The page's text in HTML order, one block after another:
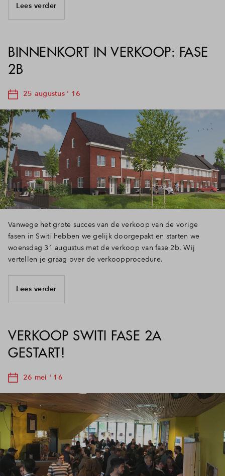
Inloggen
Lees verder
BINNENKORT IN VERKOOP: FASE
2B
25 augustus ' 16
Vanwege het grote succes van de verkoop van de vorige
fasen in Switi hebben we gelijk doorgepakt en starten we
woensdag 31 augustus met de verkoop van fase 2b. Wij
vertellen je graag over de verkoopprocedure.
Lees verder
VERKOOP SWITI FASE 2A
GESTART!
26 mei ' 16